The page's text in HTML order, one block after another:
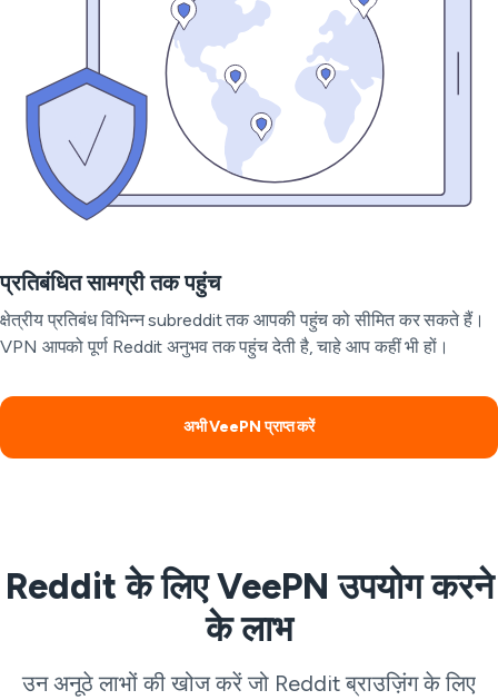
प्रतिबंधित सामग्री तक पहुंच
क्षेत्रीय प्रतिबंध विभिन्न subreddit तक आपकी पहुंच को सीमित कर सकते हैं।
VPN आपको पूर्ण Reddit अनुभव तक पहुंच देती है, चाहे आप कहीं भी हों।
अभी VeePN प्राप्त करें
Reddit के लिए VeePN उपयोग करने
के लाभ
उन अनूठे लाभों की खोज करें जो Reddit ब्राउज़िंग के लिए